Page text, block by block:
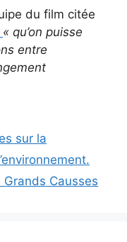
du film citée
« qu’on puisse
entre
sur la
Causses